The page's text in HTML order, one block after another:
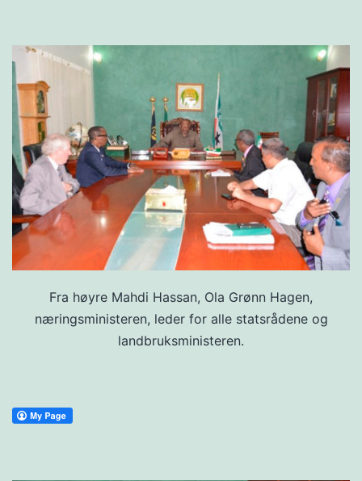
Fra høyre Mahdi Hassan, Ola Grønn Hagen,
næringsministeren, leder for alle statsrådene og
landbruksministeren.